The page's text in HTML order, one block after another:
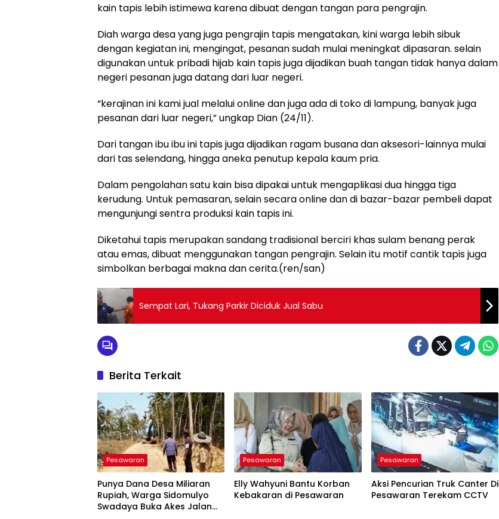
kain tapis lebih istimewa karena dibuat dengan tangan para pengrajin.
Diah warga desa yang juga pengrajin tapis mengatakan, kini warga lebih sibuk
dengan kegiatan ini, mengingat, pesanan sudah mulai meningkat dipasaran. selain
digunakan untuk pribadi hijab kain tapis juga dijadikan buah tangan tidak hanya dalam
negeri pesanan juga datang dari luar negeri.
“kerajinan ini kami jual melalui online dan juga ada di toko di lampung, banyak juga
pesanan dari luar negeri,” ungkap Dian (24/11).
Dari tangan ibu ibu ini tapis juga dijadikan ragam busana dan aksesori-lainnya mulai
dari tas selendang, hingga aneka penutup kepala kaum pria.
Dalam pengolahan satu kain bisa dipakai untuk mengaplikasi dua hingga tiga
kerudung. Untuk pemasaran, selain secara online dan di bazar-bazar pembeli dapat
mengunjungi sentra produksi kain tapis ini.
Diketahui tapis merupakan sandang tradisional berciri khas sulam benang perak
atau emas, dibuat menggunakan tangan pengrajin. Selain itu motif cantik tapis juga
simbolkan berbagai makna dan cerita.(ren/san)
Sempat Lari, Tukang Parkir Diciduk Jual Sabu
Berita Terkait
Pesawaran
Punya Dana Desa Miliaran
Rupiah, Warga Sidomulyo
Swadaya Buka Akes Jalan
Pesawaran
Elly Wahyuni Bantu Korban
Kebakaran di Pesawaran
Pesawaran
Aksi Pencurian Truk Canter Di
Pesawaran Terekam CCTV